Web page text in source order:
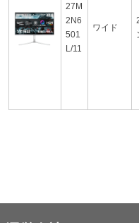
27M
2N6
501
L/11
ワイド